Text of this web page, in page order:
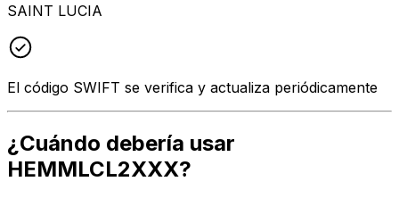
SAINT LUCIA
El código SWIFT se verifica y actualiza periódicamente
¿Cuándo debería usar
HEMMLCL2XXX?